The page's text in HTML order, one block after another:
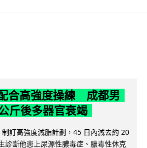
合高強度操練 成都男
斤後多器官衰竭
訂高強度減脂計劃，45 日內減去約 20
診斷他患上尿源性膿毒症、膿毒性休克